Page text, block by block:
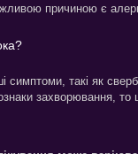
причиною є
такі як
захворювання, то